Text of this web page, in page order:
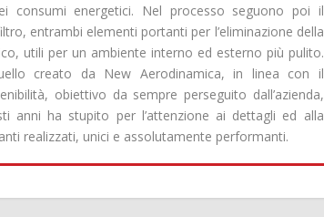
consumi energetici. Nel processo seguono poi il
entrambi elementi portanti per l’eliminazione della
utili per un ambiente interno ed esterno più pulito.
creato da New Aerodinamica, in linea con il
obiettivo da sempre perseguito dall’azienda,
anni ha stupito per l’attenzione ai dettagli ed alla
realizzati, unici e assolutamente performanti.